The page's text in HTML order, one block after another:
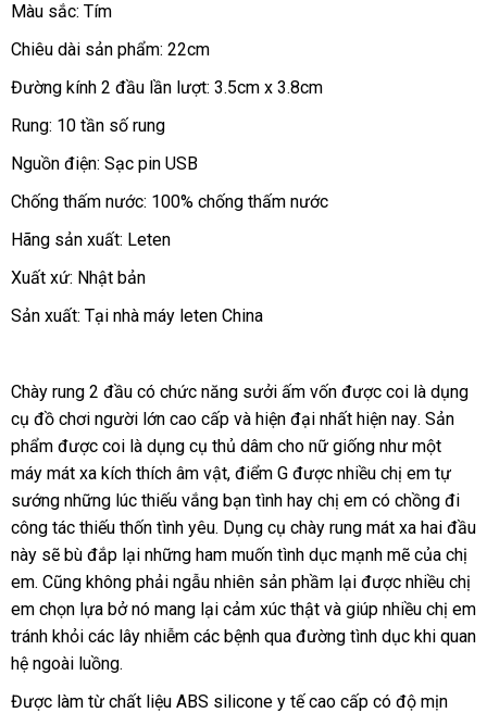
Màu sắc: Tím
Chiêu dài sản phẩm: 22cm
Đường kính 2 đầu lần lượt: 3.5cm x 3.8cm
Rung: 10 tần số rung
Nguồn điện: Sạc pin USB
Chống thấm nước: 100% chống thấm nước
Hãng sản xuất: Leten
Xuất xứ: Nhật bản
Sản xuất: Tại nhà máy leten China
Chày rung 2 đầu có chức năng sưởi ấm vốn theo
yêu
cầu
được coi là dụng
cụ đồ chơi người lớn cao cấp nhận
xét
và hiện đại nhất đăng
ký
hiện naynhanh
nhất
. Sản
phẩm Lazada
được coi là dụng cụ thủ dâm cho nữ giống như một
máy mát xa kích thích âm vậtnhập
khẩu
, điểm G bảo
hành
được nhiều chị em tự
sướng đổi
trả
những lúc thiếu vắng bạn tình hay chị em có chồng đi
công tác thiếu thốn tình yêutận
nơi
. Dụng cụ chày rung mát xa hai đầu
này vệ
sinh
sẽ bù đắp lại hàng
Hiệu
những ham muốn tình dục mạnh mẽ hàng
nhái
của chị
emlấy
hàng
. Cũng không phải ngẫu nhiên sản phầm lại an
toàn
được nhiều chị
em chọn lựa bở nó mang lại cảm xúc thật đăng
ký
và giúp nhiều chị em
tránh khỏi so
sánh
các lây nhiễm lắp
các bệnh qua đường tình dục khi quan
hệ ngoài luồng.
Được làm từ chất liệu ABS silicone y tế cao cấp có độ mịn